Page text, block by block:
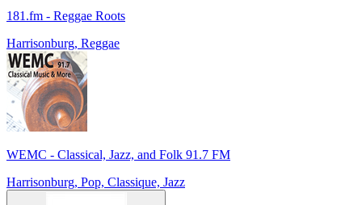
181.fm - Reggae Roots
Harrisonburg, Reggae
WEMC - Classical, Jazz, and Folk 91.7 FM
Harrisonburg, Pop, Classique, Jazz